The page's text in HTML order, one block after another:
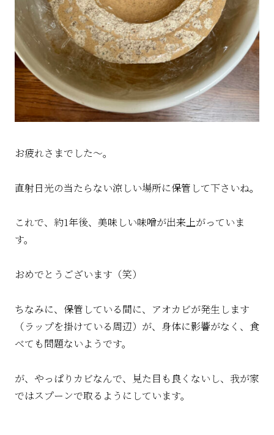
お疲れさまでした〜。
直射日光の当たらない涼しい場所に保管して下さいね。
これで、約1年後、美味しい味噌が出来上がっていま
す。
おめでとうございます（笑）
ちなみに、保管している間に、アオカビが発生します
（ラップを掛けている周辺）が、身体に影響がなく、食
べても問題ないようです。
が、やっぱりカビなんで、見た目も良くないし、我が家
ではスプーンで取るようにしています。